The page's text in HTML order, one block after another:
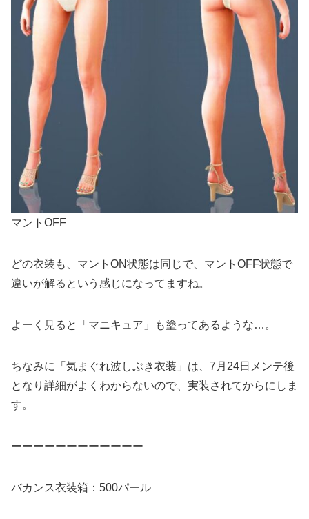
マントOFF
どの衣装も、マントON状態は同じで、マントOFF状態で
違いが解るという感じになってますね。
よーく見ると「マニキュア」も塗ってあるような…。
ちなみに「気まぐれ波しぶき衣装」は、7月24日メンテ後
となり詳細がよくわからないので、実装されてからにしま
す。
ーーーーーーーーーーーー
バカンス衣装箱：500パール